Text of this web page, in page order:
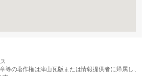
等の著作権は津山瓦版または情報提供者に帰属し、